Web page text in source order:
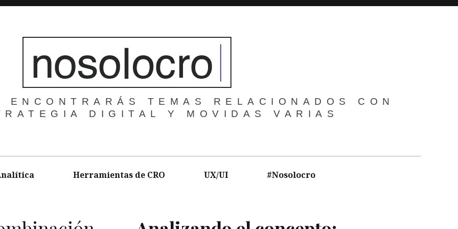
ENCONTRARÁS TEMAS RELACIONADOS CON
DIGITAL Y MOVIDAS VARIAS
Herramientas de CRO UX/UI #Nosolocro